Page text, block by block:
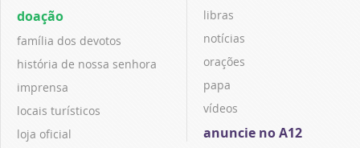
doação
família dos devotos
história de nossa senhora
imprensa
locais turísticos
loja oficial
libras
notícias
orações
papa
vídeos
anuncie no A12